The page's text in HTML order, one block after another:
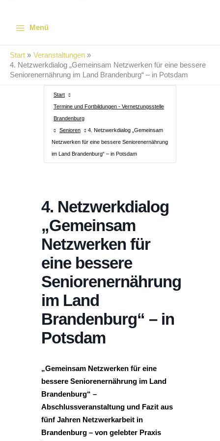
Menü
Start
Veranstaltungen
4. Netzwerkdialog „Gemeinsam Netzwerken für eine bessere
Seniorenernährung im Land Brandenburg“ – in Potsdam
Start
Termine und Fortbildungen - Vernetzungsstelle
Brandenburg
Senioren
4. Netzwerkdialog „Gemeinsam
Netzwerken für eine bessere Seniorenernährung
im Land Brandenburg“ – in Potsdam
4. Netzwerkdialog
„Gemeinsam
Netzwerken für
eine bessere
Seniorenernährung
im Land
Brandenburg“ – in
Potsdam
„Gemeinsam Netzwerken für eine
bessere Seniorenernährung im Land
Brandenburg“ –
Abschlussveranstaltung und Fazit aus
fünf Jahren Netzwerkarbeit in
Brandenburg – von gelebter Praxis